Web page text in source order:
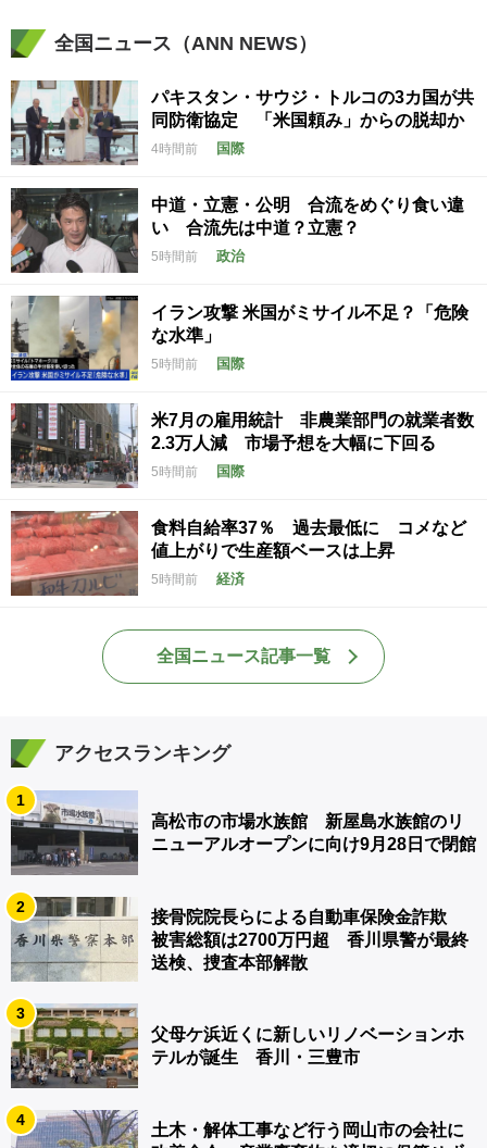
全国ニュース（ANN NEWS）
パキスタン・サウジ・トルコの3カ国が共
同防衛協定 「米国頼み」からの脱却か
4時間前 国際
中道・立憲・公明 合流をめぐり食い違
い 合流先は中道？立憲？
5時間前 政治
イラン攻撃 米国がミサイル不足？「危険
な水準」
5時間前 国際
米7月の雇用統計 非農業部門の就業者数
2.3万人減 市場予想を大幅に下回る
5時間前 国際
食料自給率37％ 過去最低に コメなど
値上がりで生産額ベースは上昇
5時間前 経済
全国ニュース記事一覧
アクセスランキング
1
高松市の市場水族館 新屋島水族館のリ
ニューアルオープンに向け9月28日で閉館
2
接骨院院長らによる自動車保険金詐欺
被害総額は2700万円超 香川県警が最終
送検、捜査本部解散
3
父母ケ浜近くに新しいリノベーションホ
テルが誕生 香川・三豊市
4
土木・解体工事など行う岡山市の会社に